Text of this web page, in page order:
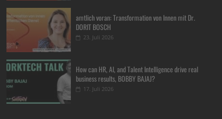
amtlich voran: Transformation von Innen mit Dr.
DORIT BOSCH
23. Juli 2026
How can HR, AI, and Talent Intelligence drive real
business results, BOBBY BAJAJ?
17. Juli 2026